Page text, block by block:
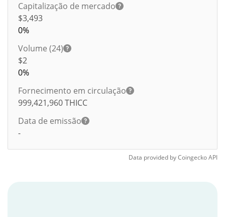
Capitalização de mercado
$3,493
0%
Volume (24)
$2
0%
Fornecimento em circulação
999,421,960THICC
Data de emissão
-
Data provided byCoingeckoAPI